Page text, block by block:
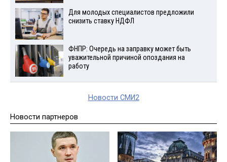
Для молодых специалистов предложили
снизить ставку НДФЛ
ФНПР: Очередь на заправку может быть
уважительной причиной опоздания на
работу
Новости СМИ2
Новости партнеров